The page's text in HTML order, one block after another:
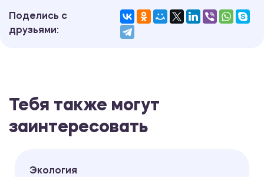
Поделись с
друзьями:
Тебя также могут
заинтересовать
Экология